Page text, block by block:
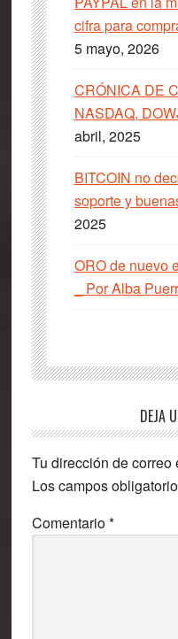
cifra para
5 mayo, 2026
CRÓNICA DE
NASDAQ,
abril, 2025
BITCOIN no
soporte y
2025
ORO de nuevo
_ Por Alba
Interacciones
con
los
lectores
DEJA
Tu dirección de
Los campos
Comentario*